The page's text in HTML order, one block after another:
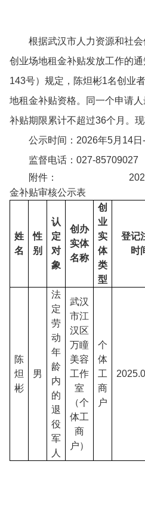
根据武汉市人力资源和社
创业场地租金补贴发放工作的通
143号）规定，陈炟彬1名创业
地租金补贴资格。同一个申请
补贴期限累计不超过36个月。
公示时间：2026年5月14日
监督电话：027-85709027
附件： 2026年
金补贴审核公示表
姓
名
性
别
认
定
对
象
创办
实体
名称
创
业
实
体
类
型
登记
时
陈
炟
彬
男
法
定
劳
动
年
龄
内
的
退
役
军
人
武汉
市江
汉区
万瞳
美容
工作
室
（个
体工
商
户）
个
体
工
商
户